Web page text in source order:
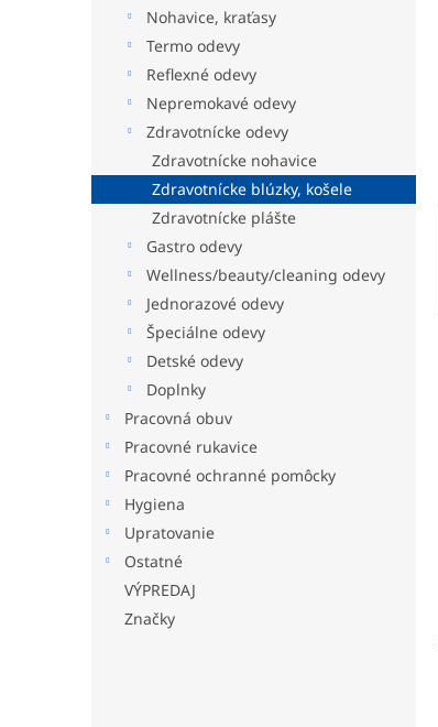
Nohavice, kraťasy
Termo odevy
Reflexné odevy
Nepremokavé odevy
Zdravotnícke odevy
Zdravotnícke nohavice
Zdravotnícke blúzky, košele
Zdravotnícke plášte
Gastro odevy
Wellness/beauty/cleaning odevy
Jednorazové odevy
Špeciálne odevy
Detské odevy
Doplnky
Pracovná obuv
Pracovné rukavice
Pracovné ochranné pomôcky
Hygiena
Upratovanie
Ostatné
VÝPREDAJ
Značky